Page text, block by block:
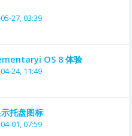
27, 03:39
OS 8 体验
24, 11:49
托盘图标
01, 07:59